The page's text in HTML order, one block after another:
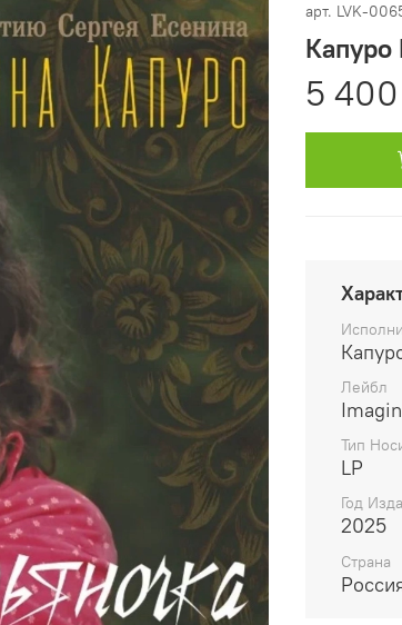
арт. LVK-
Капуро
5
Лейбл
Тип
LP
Год
2025
Страна